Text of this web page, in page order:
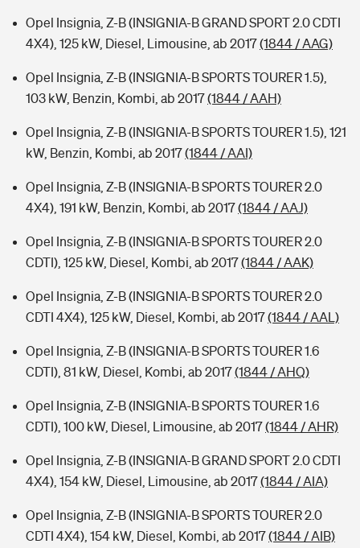
Opel Insignia, Z-B (INSIGNIA-B GRAND SPORT 2.0 CDTI
4X4), 125 kW, Diesel, Limousine, ab 2017(1844 / AAG)
Opel Insignia, Z-B (INSIGNIA-B SPORTS TOURER 1.5),
103 kW, Benzin, Kombi, ab 2017(1844 / AAH)
Opel Insignia, Z-B (INSIGNIA-B SPORTS TOURER 1.5), 121
kW, Benzin, Kombi, ab 2017(1844 / AAI)
Opel Insignia, Z-B (INSIGNIA-B SPORTS TOURER 2.0
4X4), 191 kW, Benzin, Kombi, ab 2017(1844 / AAJ)
Opel Insignia, Z-B (INSIGNIA-B SPORTS TOURER 2.0
CDTI), 125 kW, Diesel, Kombi, ab 2017(1844 / AAK)
Opel Insignia, Z-B (INSIGNIA-B SPORTS TOURER 2.0
CDTI 4X4), 125 kW, Diesel, Kombi, ab 2017(1844 / AAL)
Opel Insignia, Z-B (INSIGNIA-B SPORTS TOURER 1.6
CDTI), 81 kW, Diesel, Kombi, ab 2017(1844 / AHQ)
Opel Insignia, Z-B (INSIGNIA-B SPORTS TOURER 1.6
CDTI), 100 kW, Diesel, Limousine, ab 2017(1844 / AHR)
Opel Insignia, Z-B (INSIGNIA-B GRAND SPORT 2.0 CDTI
4X4), 154 kW, Diesel, Limousine, ab 2017(1844 / AIA)
Opel Insignia, Z-B (INSIGNIA-B SPORTS TOURER 2.0
CDTI 4X4), 154 kW, Diesel, Kombi, ab 2017(1844 / AIB)